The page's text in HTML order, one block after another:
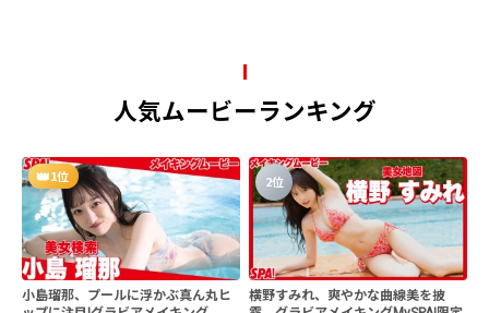
人気ムービーランキング
1位
小島瑠那、プールに浮かぶ真ん丸ヒ
2位
横野すみれ、爽やかな曲線美を披